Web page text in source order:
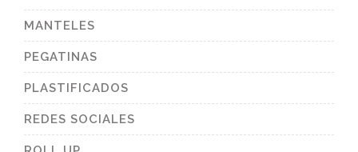
MANTELES
PEGATINAS
PLASTIFICADOS
REDES SOCIALES